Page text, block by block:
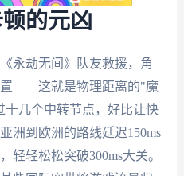
的元凶
永劫无间》队友救援，角
置——这就是物理距离的"魔
几个中转节点，好比让快
洲到欧洲的路线延迟150ms
轻轻松松突破300ms大关。